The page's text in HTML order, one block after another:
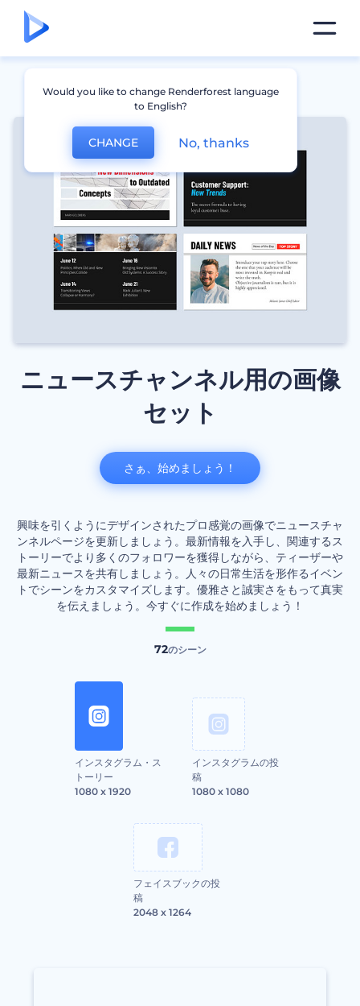
ニュースチャンネル用の画像
セット
興味を引くようにデザインされたプロ感覚の画像でニュースチャ
ンネルページを更新しましょう。最新情報を入手し、関連するス
トーリーでより多くのフォロワーを獲得しながら、ティーザーや
最新ニュースを共有しましょう。人々の日常生活を形作るイベン
トでシーンをカスタマイズします。優雅さと誠実さをもって真実
を伝えましょう。今すぐに作成を始めましょう！
72のシーン
インスタグラム・ス
トーリー
1080 x 1920
インスタグラムの投
稿
1080 x 1080
フェイスブックの投
稿
2048 x 1264
さぁ、始めましょう！
Would you like to change Renderforest language
to English?
CHANGE No, thanks